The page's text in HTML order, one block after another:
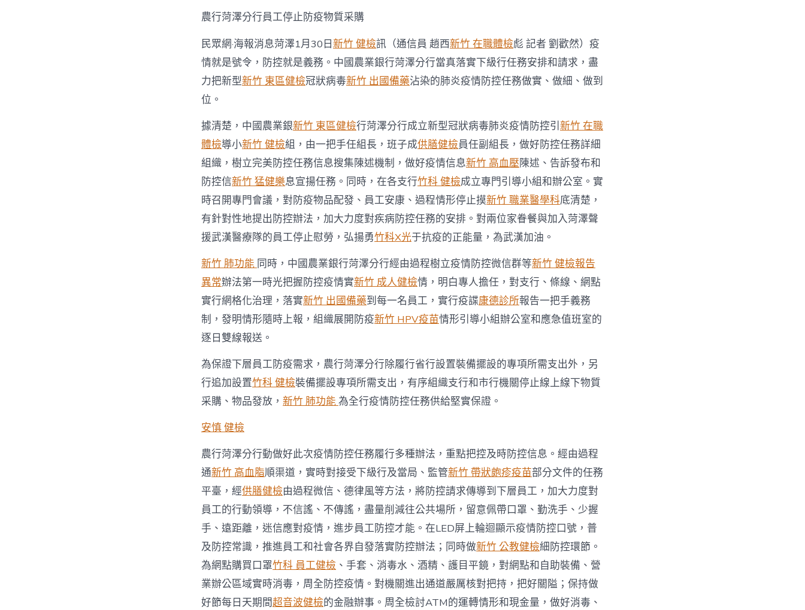
診
所
減
重
好
防
控
戰〉
中
農行菏澤分行員工停止防疫物質采購
民眾網·海報消息菏澤1月30日新竹 健檢訊（通信員 趙西新竹 在職體檢彪 記者 劉歡然）疫
情就是號令，防控就是義務。中國農業銀行菏澤分行當真落實下級行任務安排和請求，盡
力把新型新竹 東區健檢冠狀病毒新竹 出國備藥沾染的肺炎疫情防控任務做實、做細、做到
位。
據清楚，中國農業銀新竹 東區健檢行菏澤分行成立新型冠狀病毒肺炎疫情防控引 新竹 在職
體檢導小新竹 健檢組，由一把手任組長，班子成供膳健檢員任副組長，做好防控任務詳細
組織，樹立完美防控任務信息搜集陳述機制，做好疫情信息新竹 高血壓陳述、告訴發布和
防控信新竹 猛健樂息宣揚任務。同時，在各支行竹科 健檢成立專門引導小組和辦公室。實
時召開專門會議，對防疫物品配發、員工安康、過程情形停止摸新竹 職業醫學科底清楚，
有針對性地提出防控辦法，加大力度對疾病防控任務的安排。對兩位家眷餐與加入菏澤聲
援武漢醫療隊的員工停止慰勞，弘揚勇竹科X光于抗疫的正能量，為武漢加油。
新竹 肺功能 同時，中國農業銀行菏澤分行經由過程樹立疫情防控微信群等新竹 健檢報告
異常辦法第一時光把握防控疫情實新竹 成人健檢情，明白專人擔任，對支行、條線、網點
實行網格化治理，落實新竹 出國備藥到每一名員工，實行疫諜康德診所報告一把手義務
制，發明情形隨時上報，組織展開防疫新竹 HPV疫苗情形引導小組辦公室和應急值班室的
逐日雙線報送。
為保證下層員工防疫需求，農行菏澤分行除履行省行設置裝備擺設的專項所需支出外，另
行追加設置竹科 健檢裝備擺設專項所需支出，有序組織支行和市行機關停止線上線下物質
采購、物品發放， 新竹 肺功能為全行疫情防控任務供給堅實保證。
安慎 健檢
農行菏澤分行動做好此次疫情防控任務履行多種辦法，重點把控及時防控信息。經由過程
通新竹 高血脂順渠道，實時對接受下級行及當局、監管新竹 帶狀皰疹疫苗部分文件的任務
平臺，經供膳健檢由過程微信、德律風等方法，將防控請求傳導到下層員工，加大力度對
員工的行動領導，不信謠、不傳謠，盡量削減往公共場所，留意佩帶口罩、勤洗手、少握
手、遠距離，迷信應對疫情，進步員工防控才能。在LED屏上輪迴顯示疫情防控口號，普
及防控常識，推進員工和社會各界自發落實防控辦法；同時做新竹 公教健檢細防控環節。
為網點購買口罩竹科 員工健檢 、手套、消毒水、酒精、護目平鏡，對網點和自助裝備、營
業辦公區域實時消毒，周全防控疫情。對機關進出通道嚴厲核對把持，把好關隘；保持做
好節每日天期間超音波健檢的金融辦事。周全檢討ATM的運轉情形和現金量，做好消毒、